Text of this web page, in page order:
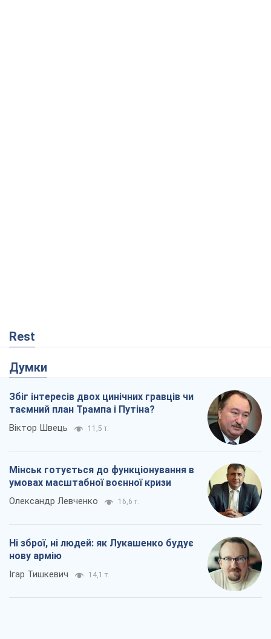
Rest
Думки
Збіг інтересів двох цинічних гравців чи
таємний план Трампа і Путіна?
Віктор Швець 11,5 т.
Мінськ готується до функціонування в
умовах масштабної воєнної кризи
Олександр Левченко 16,6 т.
Ні зброї, ні людей: як Лукашенко будує
нову армію
Ігар Тишкевич 14,1 т.